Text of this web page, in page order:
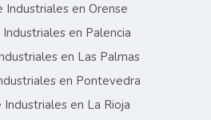
Industriales en Orense
en Palencia
en Las Palmas
en Pontevedra
Industriales en La Rioja